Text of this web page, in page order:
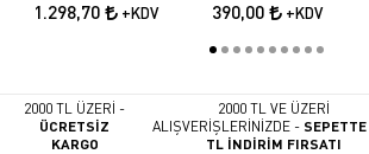
1.298,70 +KDV 390,00 +KDV
2000 TL ÜZERİ -
ÜCRETSİZ
KARGO
2000 TL VE ÜZERİ
ALIŞVERİŞLERİNİZDE -SEPETTE
TL İNDİRİM FIRSATI